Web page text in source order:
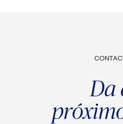
Da